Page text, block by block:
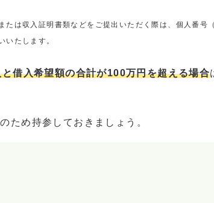
は収入証明書類などをご提出いただく際は、個人番号
いたします。
と借入希望額の合計が100万円を超える場合
ため持参しておきましょう。